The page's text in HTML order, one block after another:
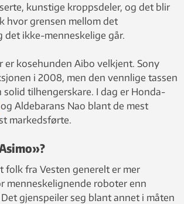
kunstige kroppsdeler, og det blir
hvor grensen mellom det
det ikke-menneskelige går.
er kosehunden Aibo velkjent. Sony
i 2008, men den vennlige tassen
solid tilhengerskare. I dag er Honda-
og Aldebarans Nao blant de mest
markedsførte.
folk fra Vesten generelt er mer
menneskelignende roboter enn
gjenspeiler seg blant annet i måten